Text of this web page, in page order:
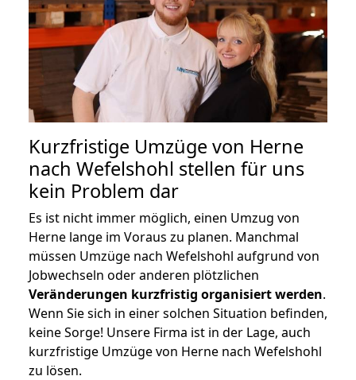
Kurzfristige Umzüge von Herne
nach Wefelshohl stellen für uns
kein Problem dar
Es ist nicht immer möglich, einen Umzug von
Herne lange im Voraus zu planen. Manchmal
müssen Umzüge nach Wefelshohl aufgrund von
Jobwechseln oder anderen plötzlichen
Veränderungen kurzfristig organisiert werden.
Wenn Sie sich in einer solchen Situation befinden,
keine Sorge! Unsere Firma ist in der Lage, auch
kurzfristige Umzüge von Herne nach Wefelshohl
zu lösen.